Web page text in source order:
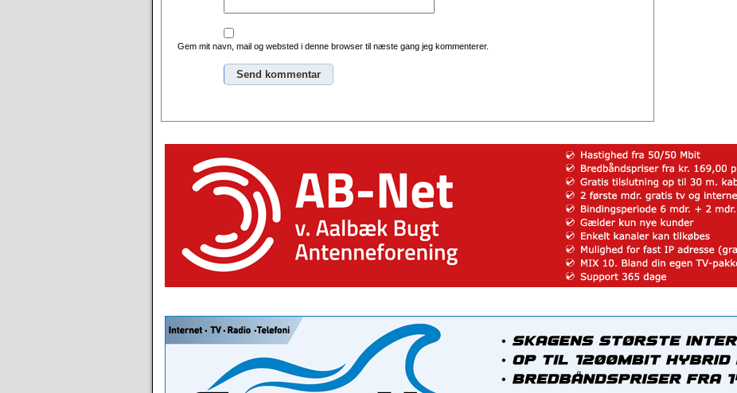
Gem mit navn, mail og websted i denne browser til næste gang jeg kommenterer.